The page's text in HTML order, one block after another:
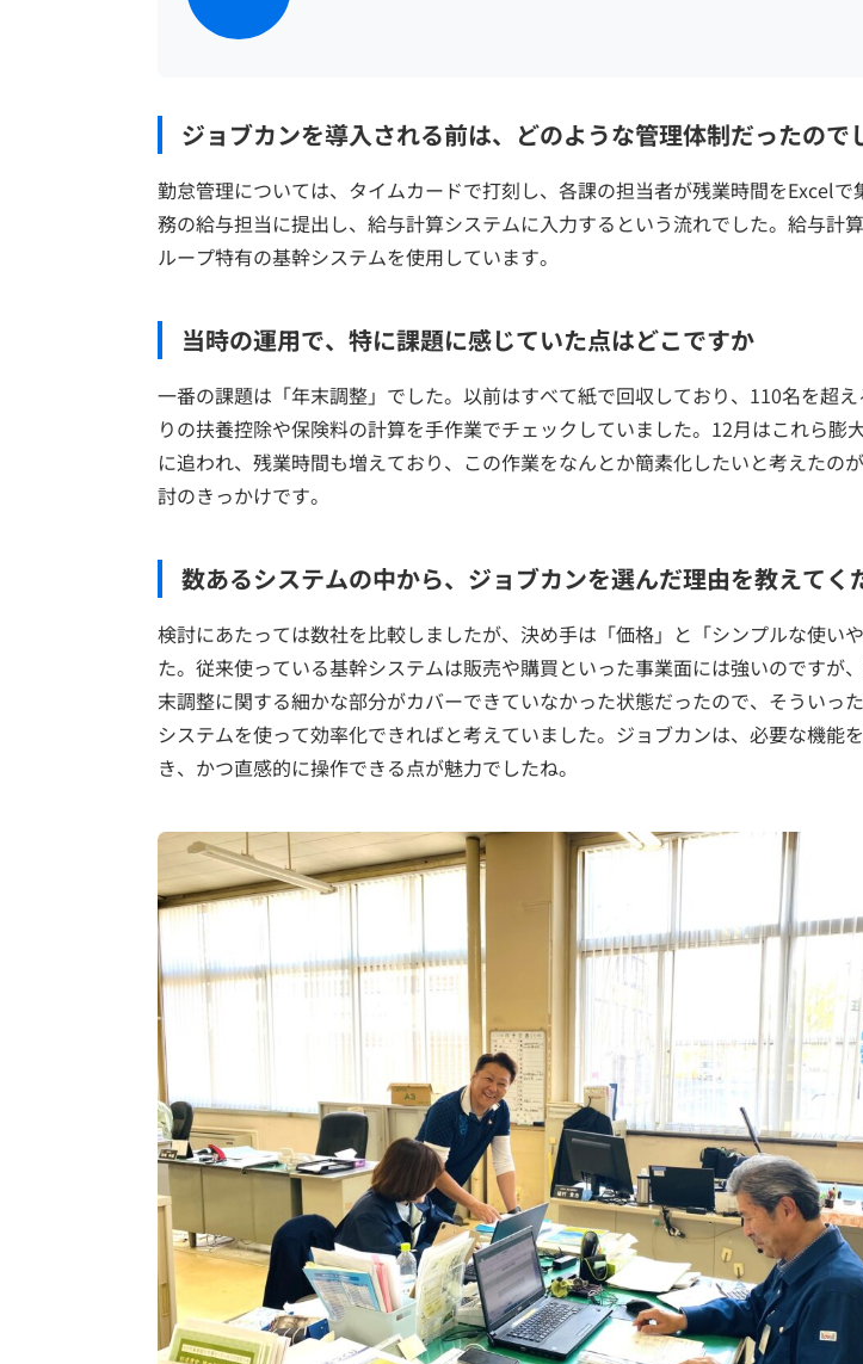
ジョブカンを導入される前は、どのような管理体制だったので
勤怠管理については、タイムカードで打刻し、各課の担当者が残業時間をExcelで
務の給与担当に提出し、給与計算システムに入力するという流れでした。給与計
ループ特有の基幹システムを使用しています。
当時の運用で、特に課題に感じていた点はどこですか
一番の課題は「年末調整」でした。以前はすべて紙で回収しており、110名を超
りの扶養控除や保険料の計算を手作業でチェックしていました。12月はこれら膨
に追われ、残業時間も増えており、この作業をなんとか簡素化したいと考えたの
討のきっかけです。
数あるシステムの中から、ジョブカンを選んだ理由を教えてく
検討にあたっては数社を比較しましたが、決め手は「価格」と「シンプルな使い
た。従来使っている基幹システムは販売や購買といった事業面には強いのですが
末調整に関する細かな部分がカバーできていなかった状態だったので、そういっ
システムを使って効率化できればと考えていました。ジョブカンは、必要な機能
き、かつ直感的に操作できる点が魅力でしたね。